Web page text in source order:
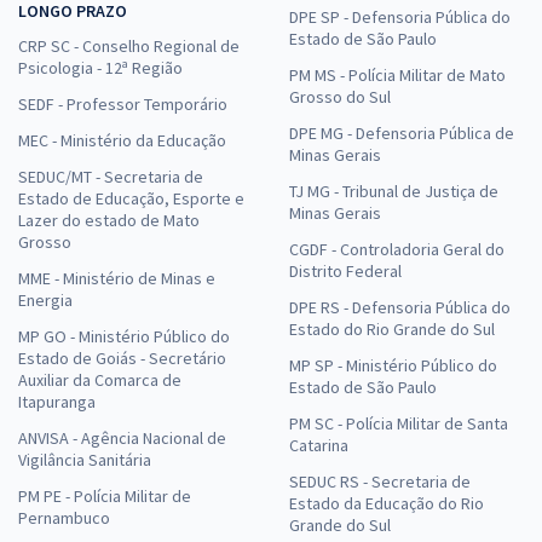
LONGO PRAZO
CRP SC - Conselho Regional de
Psicologia - 12ª Região
SEDF - Professor Temporário
MEC - Ministério da Educação
SEDUC/MT - Secretaria de
Estado de Educação, Esporte e
Lazer do estado de Mato
Grosso
MME - Ministério de Minas e
Energia
MP GO - Ministério Público do
Estado de Goiás - Secretário
Auxiliar da Comarca de
Itapuranga
ANVISA - Agência Nacional de
Vigilância Sanitária
PM PE - Polícia Militar de
Pernambuco
DPE SP - Defensoria Pública do
Estado de São Paulo
PM MS - Polícia Militar de Mato
Grosso do Sul
DPE MG - Defensoria Pública de
Minas Gerais
TJ MG - Tribunal de Justiça de
Minas Gerais
CGDF - Controladoria Geral do
Distrito Federal
DPE RS - Defensoria Pública do
Estado do Rio Grande do Sul
MP SP - Ministério Público do
Estado de São Paulo
PM SC - Polícia Militar de Santa
Catarina
SEDUC RS - Secretaria de
Estado da Educação do Rio
Grande do Sul